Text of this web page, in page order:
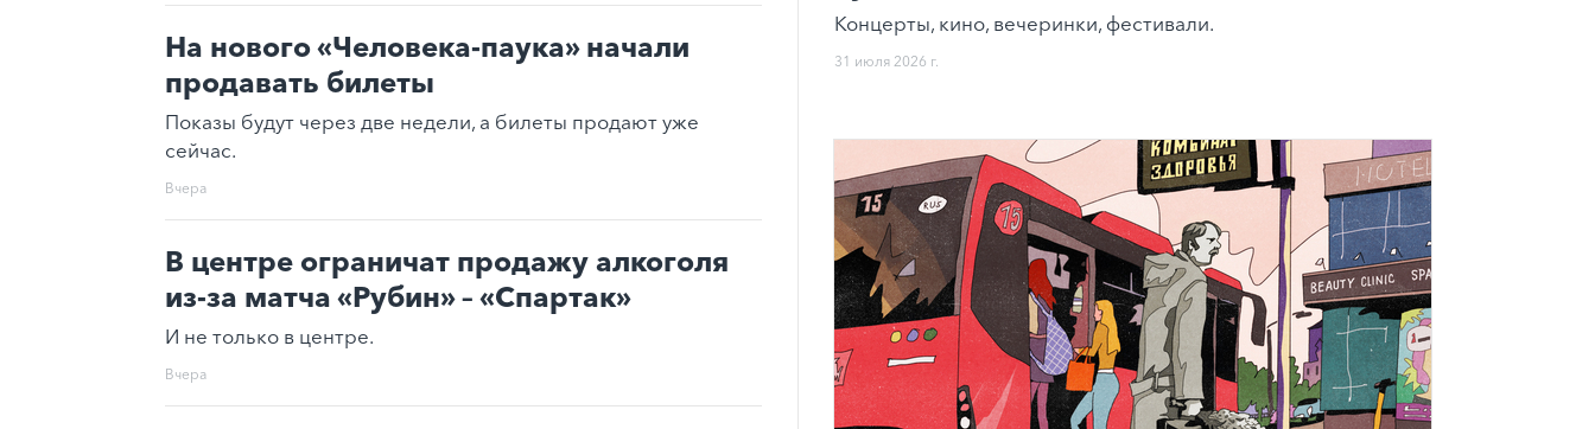
На нового «Человека-паука» начали
продавать билеты
Показы будут через две недели, а билеты продают уже
сейчас.
Вчера
В центре ограничат продажу алкоголя
из-за матча «Рубин» – «Спартак»
И не только в центре.
Вчера
Концерты, кино, вечеринки, фестивали.
31 июля 2026 г.